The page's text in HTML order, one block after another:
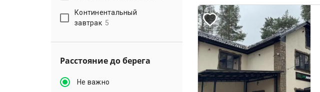
Континентальный
завтрак 5
Расстояние до берега
Не важно